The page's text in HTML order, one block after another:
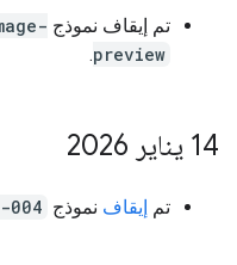
تم إيقاف نموذج
preview
.
‫14 يناير 2026
تم إيقاف نموذج 004